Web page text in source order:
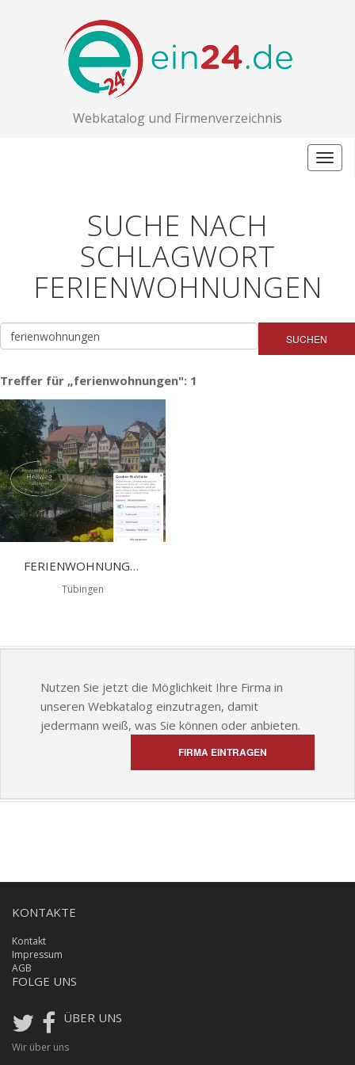
Webkatalog und Firmenverzeichnis
SUCHE NACH
SCHLAGWORT
FERIENWOHNUNGEN
SUCHEN
Treffer für „ferienwohnungen": 1
FERIENWOHNUNGEN HELLWEG - ÜBERNACHTUNG IN TÜBINGEN
Tübingen
Nutzen Sie jetzt die Möglichkeit Ihre Firma in
unseren Webkatalog einzutragen, damit
jedermann weiß, was Sie können oder anbieten.
FIRMA EINTRAGEN
KONTAKTE
Kontakt
Impressum
AGB
FOLGE UNS
ÜBER UNS
Wir über uns